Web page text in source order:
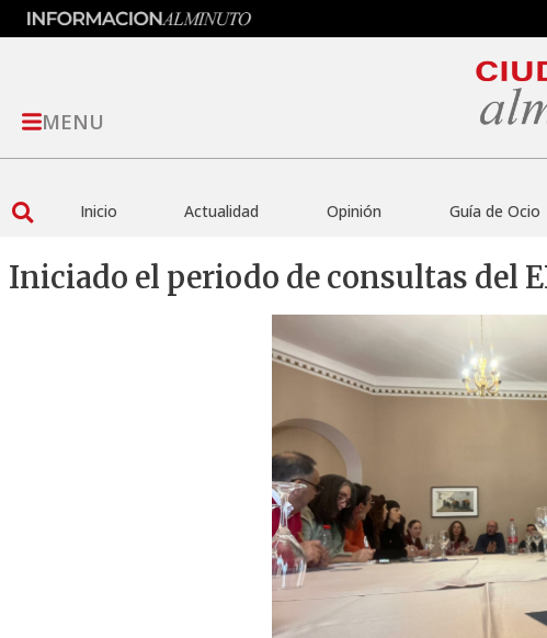
MENU
Inicio Actualidad Opinión Guía de Ocio
Iniciado el periodo de consultas del